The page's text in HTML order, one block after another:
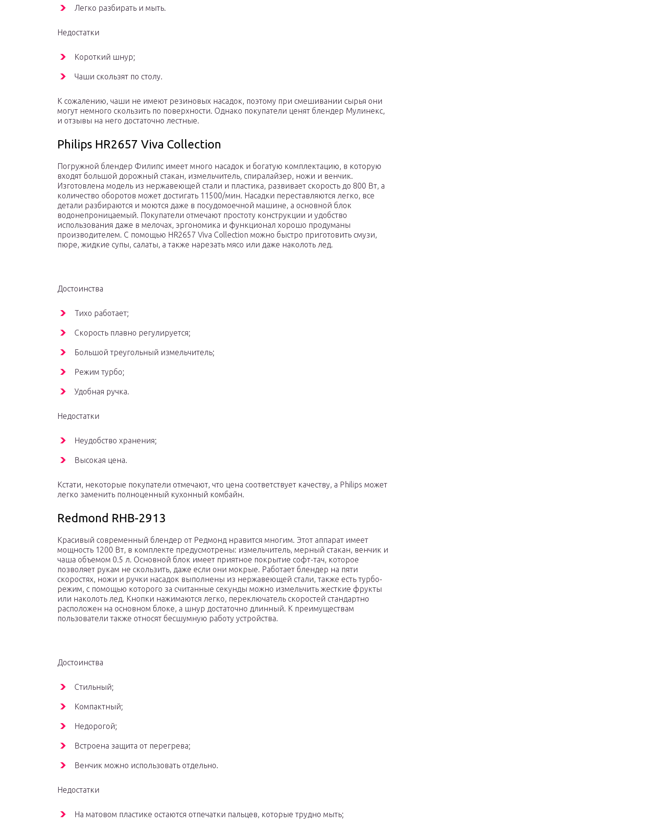
Легко разбирать и мыть.
Недостатки
Короткий шнур;
Чаши скользят по столу.
К сожалению, чаши не имеют резиновых насадок, поэтому при смешивании сырья они
могут немного скользить по поверхности. Однако покупатели ценят блендер Мулинекс,
и отзывы на него достаточно лестные.
Philips HR2657 Viva Collection
Погружной блендер Филипс имеет много насадок и богатую комплектацию, в которую
входят большой дорожный стакан, измельчитель, спиралайзер, ножи и венчик.
Изготовлена модель из нержавеющей стали и пластика, развивает скорость до 800 Вт, а
количество оборотов может достигать 11500/мин. Насадки переставляются легко, все
детали разбираются и моются даже в посудомоечной машине, а основной блок
водонепроницаемый. Покупатели отмечают простоту конструкции и удобство
использования даже в мелочах, эргономика и функционал хорошо продуманы
производителем. С помощью HR2657 Viva Collection можно быстро приготовить смузи,
пюре, жидкие супы, салаты, а также нарезать мясо или даже наколоть лед.
Достоинства
Тихо работает;
Скорость плавно регулируется;
Большой треугольный измельчитель;
Режим турбо;
Удобная ручка.
Недостатки
Неудобство хранения;
Высокая цена.
Кстати, некоторые покупатели отмечают, что цена соответствует качеству, а Philips может
легко заменить полноценный кухонный комбайн.
Redmond RHB-2913
Красивый современный блендер от Редмонд нравится многим. Этот аппарат имеет
мощность 1200 Вт, в комплекте предусмотрены: измельчитель, мерный стакан, венчик и
чаша объемом 0.5 л. Основной блок имеет приятное покрытие софт-тач, которое
позволяет рукам не скользить, даже если они мокрые. Работает блендер на пяти
скоростях, ножи и ручки насадок выполнены из нержавеющей стали, также есть турбо-
режим, с помощью которого за считанные секунды можно измельчить жесткие фрукты
или наколоть лед. Кнопки нажимаются легко, переключатель скоростей стандартно
расположен на основном блоке, а шнур достаточно длинный. К преимуществам
пользователи также относят бесшумную работу устройства.
Достоинства
Стильный;
Компактный;
Недорогой;
Встроена защита от перегрева;
Венчик можно использовать отдельно.
Недостатки
На матовом пластике остаются отпечатки пальцев, которые трудно мыть;